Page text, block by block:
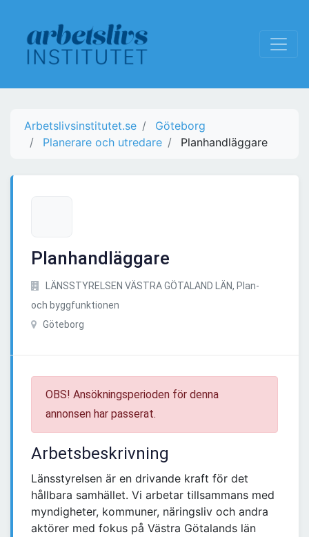
Arbetslivsinstitutet.se
Göteborg
Planerare och utredare
Planhandläggare
Planhandläggare
LÄNSSTYRELSEN VÄSTRA GÖTALAND LÄN, Plan-
och byggfunktionen
Göteborg
OBS! Ansökningsperioden för denna
annonsen har passerat.
Arbetsbeskrivning
Länsstyrelsen är en drivande kraft för det
hållbara samhället. Vi arbetar tillsammans med
myndigheter, kommuner, näringsliv och andra
aktörer med fokus på Västra Götalands län